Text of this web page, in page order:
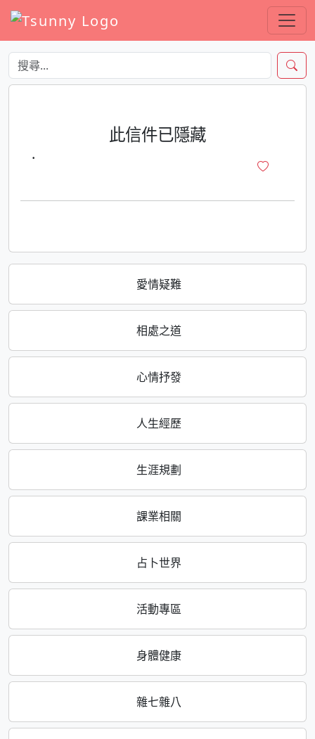
愛情疑難
相處之道
心情抒發
人生經歷
生涯規劃
課業相關
占卜世界
活動專區
身體健康
雜七雜八
此信件已隱藏
·